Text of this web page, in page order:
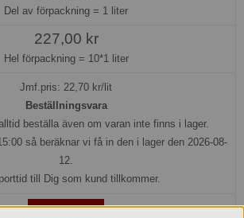
Del av förpackning = 1 liter
227,00 kr
Hel förpackning = 10*1 liter
Jmf.pris: 22,70 kr/lit
Beställningsvara
beställa även om varan inte finns i lager.
så beräknar vi få in den i lager den 2026-08-
12.
till Dig som kund tillkommer.